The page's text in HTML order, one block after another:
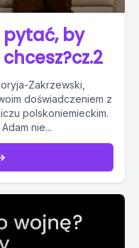
by
Zakrzewski,
doświadczeniem z
polskoniemieckim.
nie...